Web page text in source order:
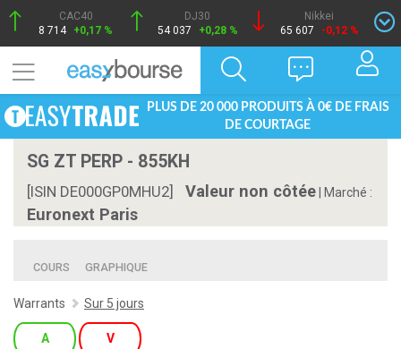
CAC40
8 714 +0,17 %
DJ30
54 037
+0,28 %
Nikkei
65 607
-0,12 %
PLUS DE 20 000 PRODUITS À 0€ DE FRAIS
DE COURTAGE
SG ZT PERP - 855KH
[ISIN DE000GP0MHU2] Valeur non côtée Marché :
Euronext Paris
COURS GRAPHIQUE
Warrants Sur 5 jours
A V